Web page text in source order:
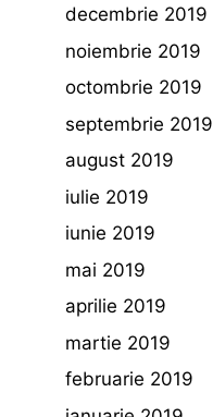
decembrie 2019
noiembrie 2019
octombrie 2019
septembrie 2019
august 2019
iulie 2019
iunie 2019
mai 2019
aprilie 2019
martie 2019
februarie 2019